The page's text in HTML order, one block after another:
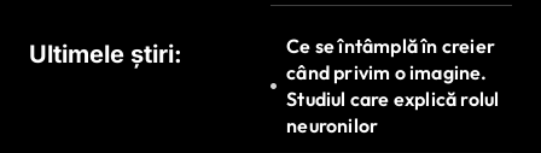
Ultimele știri:
Ce se întâmplă în creier
când privim o imagine.
Studiul care explică rolul
neuronilor